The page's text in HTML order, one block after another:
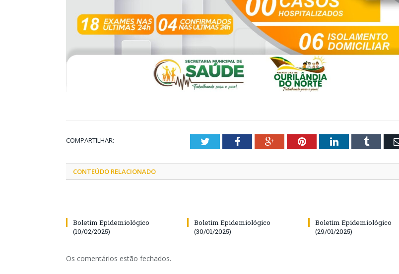
COMPARTILHAR: TwitterFacebookGoogle+PinterestLinkedInTumblr
CONTEÚDO RELACIONADO
Boletim Epidemiológico
(10/02/2025)
Boletim Epidemiológico
(30/01/2025)
Boletim Epidemiológico
(29/01/2025)
Os comentários estão fechados.